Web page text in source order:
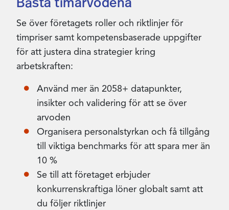
Se över företagets roller och riktlinjer för
timpriser samt kompetensbaserade uppgifter
för att justera dina strategier kring
arbetskraften:
Använd mer än 2058+ datapunkter,
insikter och validering för att se över
arvoden
Organisera personalstyrkan och få tillgång
till viktiga benchmarks för att spara mer än
10 %
Se till att företaget erbjuder
konkurrenskraftiga löner globalt samt att
du följer riktlinjer